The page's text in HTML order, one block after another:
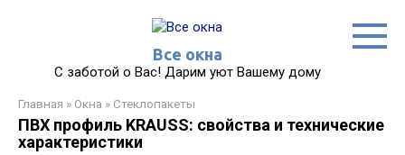
Все окна
С заботой о Вас! Дарим уют Вашему дому
Главная » Окна » Стеклопакеты
ПВХ профиль KRAUSS: свойства и технические
характеристики